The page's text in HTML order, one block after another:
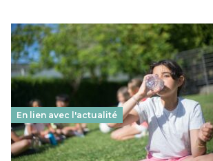
En lien avec l'actualité
Les décisions ministérielles